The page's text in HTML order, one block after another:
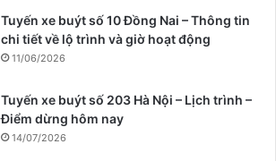
Tuyến xe buýt số 10 Đồng Nai – Thông tin
chi tiết về lộ trình và giờ hoạt động
11/06/2026
Tuyến xe buýt số 203 Hà Nội – Lịch trình –
Điểm dừng hôm nay
14/07/2026